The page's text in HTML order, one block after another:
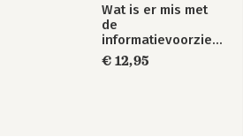
Wat is er mis met
de
informatievoorziening
in Nederland ?
€ 12,95